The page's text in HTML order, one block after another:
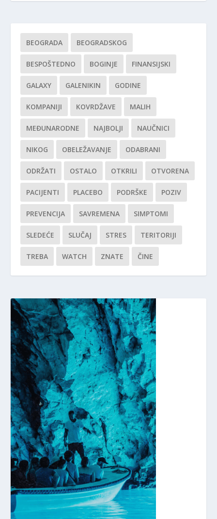
BEOGRADA BEOGRADSKOG
BESPOŠTEDNO BOGINJE FINANSIJSKI
GALAXY GALENIKIN GODINE
KOMPANIJI KOVRDŽAVE MALIH
MEĐUNARODNE NAJBOLJI NAUČNICI
NIKOG OBELEŽAVANJE ODABRANI
ODRŽATI OSTALO OTKRILI OTVORENA
PACIJENTI PLACEBO PODRŠKE POZIV
PREVENCIJA SAVREMENA SIMPTOMI
SLEDEĆE SLUČAJ STRES TERITORIJI
TREBA WATCH ZNATE ČINE